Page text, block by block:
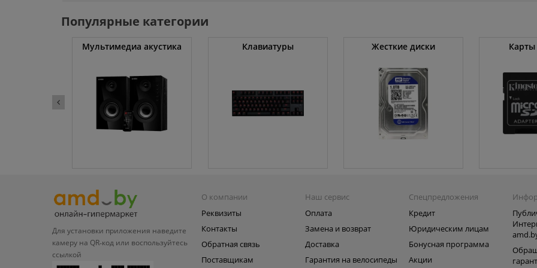
Популярные категории
Мультимедиа акустика Клавиатуры Жесткие диски
Для установки приложения наведите
камеру на QR‑код или воспользуйтесь
ссылкой
О компании
Реквизиты
Контакты
Обратная связь
Поставщикам
Наш сервис
Оплата
Замена и возврат
Доставка
Гарантия на велосипеды
Спецпредложения
Кредит
Юридическим лицам
Бонусная программа
Акции